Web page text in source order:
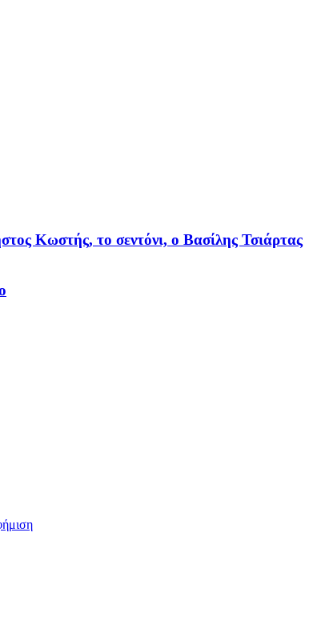
Κωστής, το σεντόνι, ο Βασίλης Τσιάρτας